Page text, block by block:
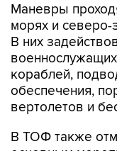
Маневры
морях и северо-
В них
кораблей,
обеспечения,
вертолетов и
В ТОФ также